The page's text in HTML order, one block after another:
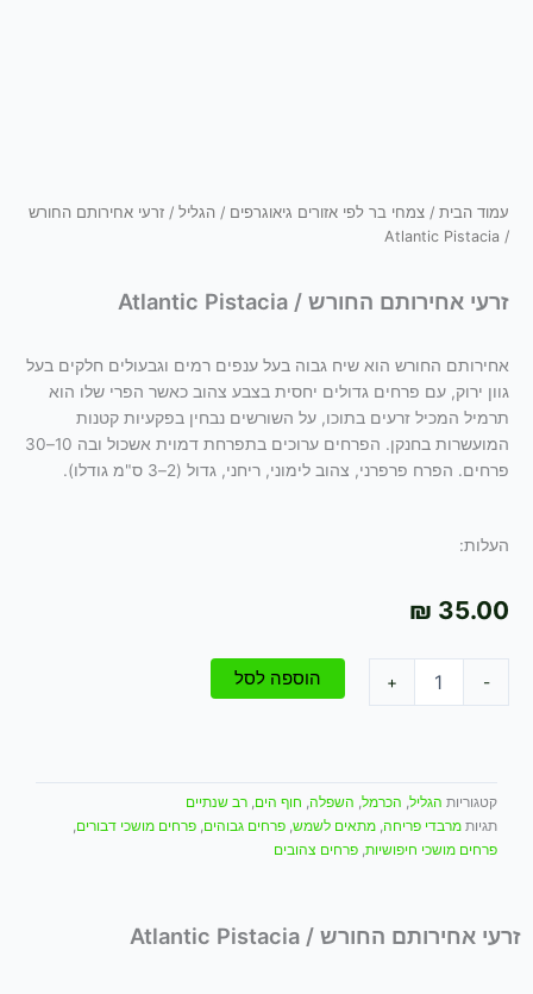
עמוד הבית / צמחי בר לפי אזורים גיאוגרפים / הגליל / זרעי אחירותם החורש
/ Atlantic Pistacia
זרעי אחירותם החורש / Atlantic Pistacia
אחירותם החורש הוא שיח גבוה בעל ענפים רמים וגבעולים חלקים בעל
גוון ירוק, עם פרחים גדולים יחסית בצבע צהוב כאשר הפרי שלו הוא
תרמיל המכיל זרעים בתוכו, על השורשים נבחין בפקעיות קטנות
המועשרות בחנקן. הפרחים ערוכים בתפרחת דמוית אשכול ובה 10–30
פרחים. הפרח פרפרני, צהוב לימוני, ריחני, גדול (2–3 ס"מ גודלו).
העלות:
₪ 35.00
-
Atlantic
Pistacia
+ הוספה לסל
קטגוריות הגליל, הכרמל, השפלה, חוף הים, רב שנתיים
תגיות מרבדי פריחה, מתאים לשמש, פרחים גבוהים, פרחים מושכי דבורים,
פרחים מושכי חיפושיות, פרחים צהובים
זרעי אחירותם החורש / Atlantic Pistacia